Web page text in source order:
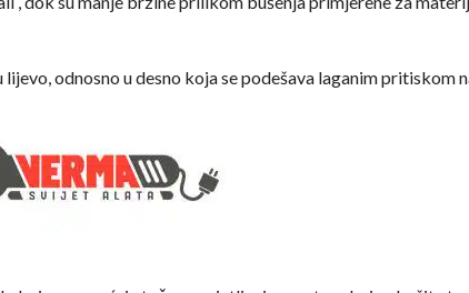
odnosno u desno koja se podešava laganim pritiskom